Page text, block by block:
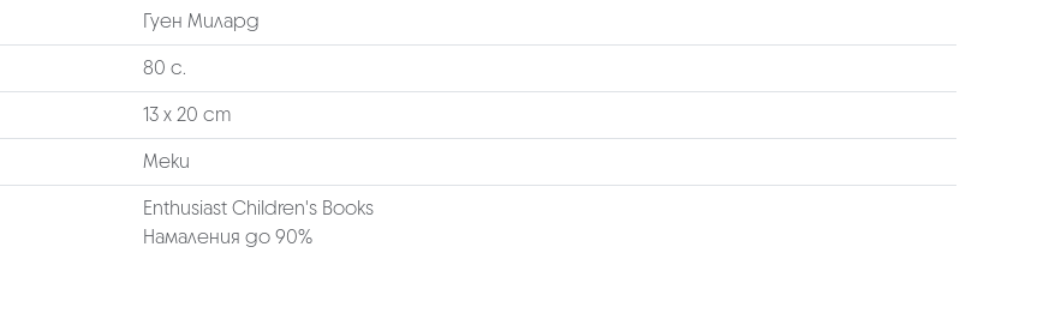
Гуен Милард
80 с.
13 х 20 cm
Меки
Enthusiast Children's Books
Намаления до 90%